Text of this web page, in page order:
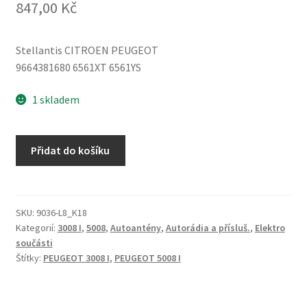
847,00 Kč
Stellantis CITROEN PEUGEOT
9664381680 6561XT 6561YS
1 skladem
5008
9664381680
6561XT
6561YS
Přidat do košíku
SKU: 9036-L8_K18
Kategorií: 3008 I, 5008, Autoantény, Autorádia a přísluš., Elektro
součásti
Štítky: PEUGEOT 3008 I, PEUGEOT 5008 I